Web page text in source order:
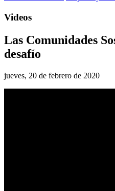
Videos
Las Comunidades
desafío
jueves, 20 de febrero de 2020